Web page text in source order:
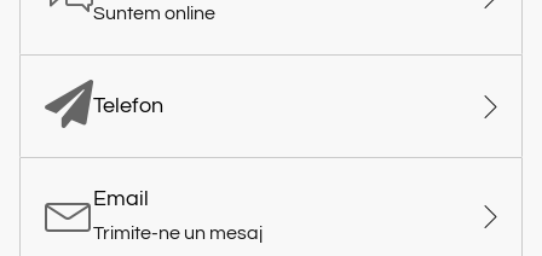
Suntem online
Telefon
Email
Trimite-ne un mesaj